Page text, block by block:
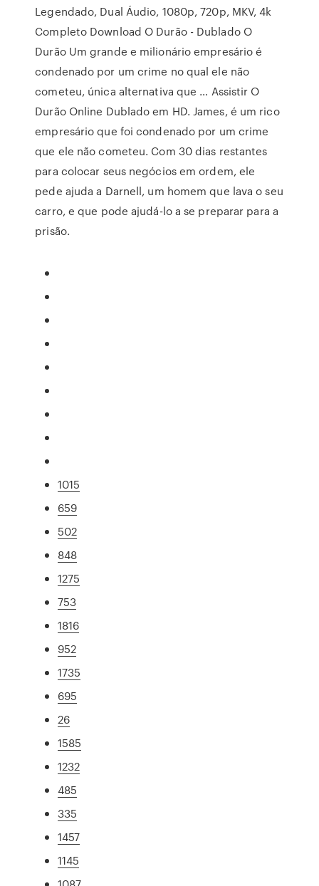
Legendado, Dual Áudio, 1080p, 720p, MKV, 4k
Completo Download O Durão - Dublado O
Durão Um grande e milionário empresário é
condenado por um crime no qual ele não
cometeu, única alternativa que … Assistir O
Durão Online Dublado em HD. James, é um rico
empresário que foi condenado por um crime
que ele não cometeu. Com 30 dias restantes
para colocar seus negócios em ordem, ele
pede ajuda a Darnell, um homem que lava o seu
carro, e que pode ajudá-lo a se preparar para a
prisão.
1015
659
502
848
1275
753
1816
952
1735
695
26
1585
1232
485
335
1457
1145